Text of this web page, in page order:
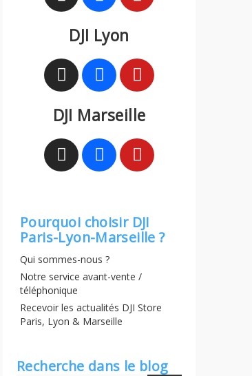
DJI Lyon
DJI Marseille
Pourquoi choisir DJI
Paris-Lyon-Marseille ?
Qui sommes-nous ?
Notre service avant-vente /
téléphonique
Recevoir les actualités DJI Store
Paris, Lyon & Marseille
Recherche dans le blog